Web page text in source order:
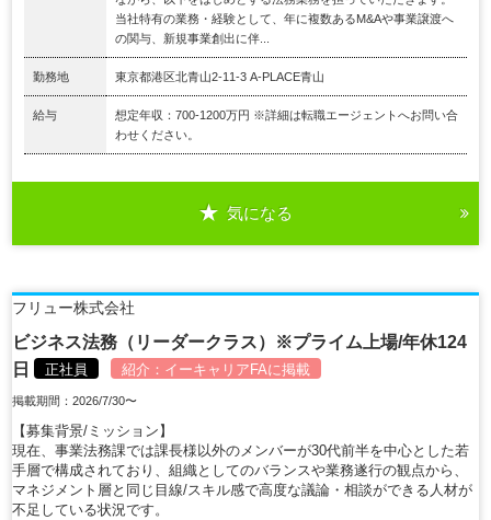
当社特有の業務・経験として、年に複数あるM&Aや事業譲渡へ
の関与、新規事業創出に伴...
勤務地 東京都港区北青山2-11-3 A-PLACE青山
給与
想定年収：700-1200万円 ※詳細は転職エージェントへお問い合
わせください。
気になる
フリュー株式会社
ビジネス法務（リーダークラス）※プライム上場/年休124
日
正社員 紹介： イーキャリアFAに掲載
掲載期間：2026/7/30〜
【募集背景/ミッション】
現在、事業法務課では課長様以外のメンバーが30代前半を中心とした若
手層で構成されており、組織としてのバランスや業務遂行の観点から、
マネジメント層と同じ目線/スキル感で高度な議論・相談ができる人材が
不足している状況です。